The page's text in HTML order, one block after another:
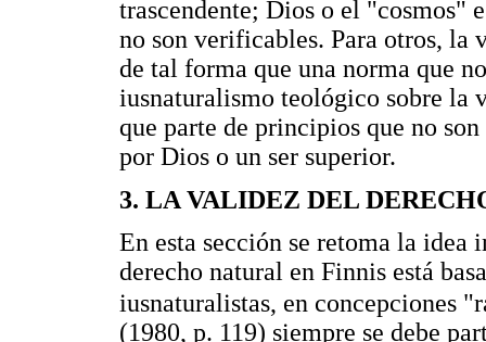
trascendente; Dios o el "cosmos"
no son verificables. Para otros, la
de tal forma que una norma que
iusnaturalismo teológico sobre la
que parte de principios que no
por Dios o un ser superior.
3. LA VALIDEZ DEL
En esta sección se retoma la
derecho natural en Finnis está
iusnaturalistas, en concepciones
(1980, p. 119) siempre se debe